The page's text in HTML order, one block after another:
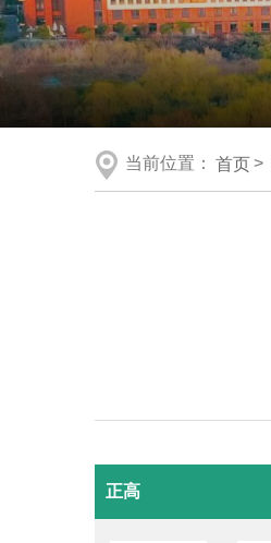
当前位置： 首页>
正高